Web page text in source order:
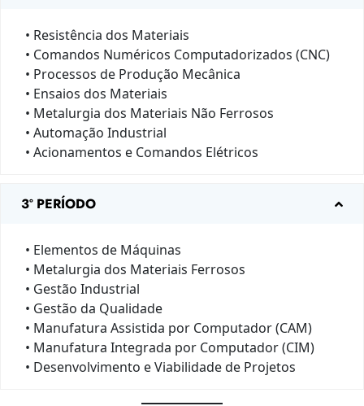
• Resistência dos Materiais
• Comandos Numéricos Computadorizados (CNC)
• Processos de Produção Mecânica
• Ensaios dos Materiais
• Metalurgia dos Materiais Não Ferrosos
• Automação Industrial
• Acionamentos e Comandos Elétricos
3º PERÍODO
• Elementos de Máquinas
• Metalurgia dos Materiais Ferrosos
• Gestão Industrial
• Gestão da Qualidade
• Manufatura Assistida por Computador (CAM)
• Manufatura Integrada por Computador (CIM)
• Desenvolvimento e Viabilidade de Projetos